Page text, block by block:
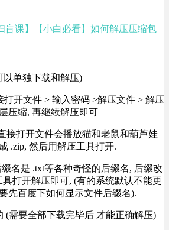
盲课】【小白必看】如何解压压缩包
以单独下载和解压)
打开文件 > 输入密码 >解压文件 > 解压
压缩, 再继续解压即可
接打开文件会播放猫和老鼠和葫芦娃
.zip, 然后用解压工具打开.
名是 .txt等各种奇怪的后缀名, 后缀改
具打开解压即可, (有的系统默认不能更
先百度下如何显示文件后缀名).
(需要全部下载完毕后 才能正确解压)